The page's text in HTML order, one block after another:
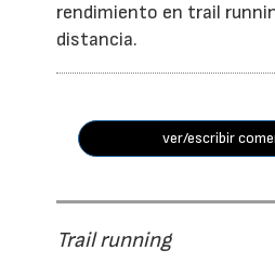
rendimiento en trail
distancia.
ver/escribir
Trail running